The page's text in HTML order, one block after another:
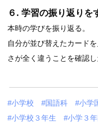
６. 学習の振り返りを
本時の学びを振り返る。
自分が並び替えたカード
さが全く違うことを確認し
#小学校 #国語科
#小学
#小学校３年生
#小学３